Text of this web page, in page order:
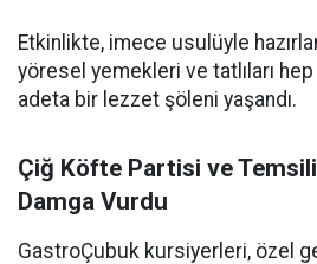
Etkinlikte, imece usulüyle
yöresel yemekleri ve tatlıları
adeta bir lezzet şöleni yaşandı.
Çiğ Köfte Partisi ve Temsili
Damga Vurdu
GastroÇubuk kursiyerleri, özel